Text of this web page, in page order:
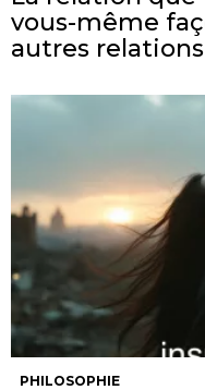
vous-même
autres relations
PHILOSOPHIE